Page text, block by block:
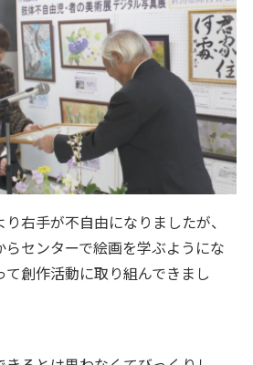
右手が不自由になりましたが、
センターで絵画を学ぶようにな
て創作活動に取り組んできまし